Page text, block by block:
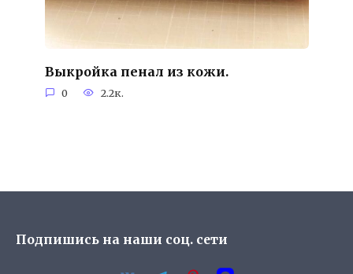
Выкройка пенал из кожи.
0 2.2к.
Подпишись на наши соц. сети